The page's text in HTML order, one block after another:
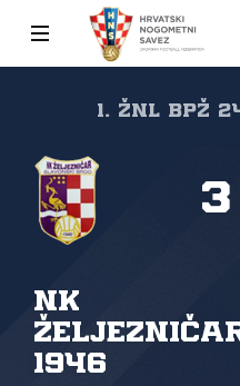
1. ŽNL BPŽ
NK
1946
3